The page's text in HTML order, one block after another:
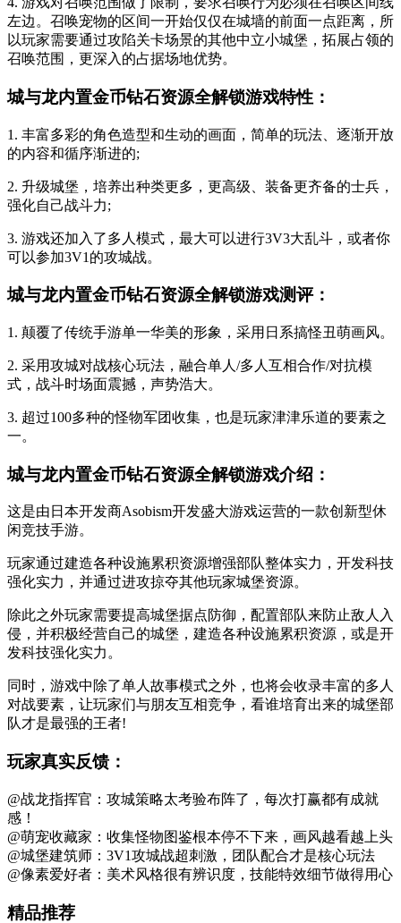
左边。召唤宠物的区间一开始仅仅在城墙的前面一点距离，所
以玩家需要通过攻陷关卡场景的其他中立小城堡，拓展占领的
召唤范围，更深入的占据场地优势。
城与龙内置金币钻石资源全解锁游戏特性：
1. 丰富多彩的角色造型和生动的画面，简单的玩法、逐渐开放
的内容和循序渐进的;
2. 升级城堡，培养出种类更多，更高级、装备更齐备的士兵，
强化自己战斗力;
3. 游戏还加入了多人模式，最大可以进行3V3大乱斗，或者你
可以参加3V1的攻城战。
城与龙内置金币钻石资源全解锁游戏测评：
1. 颠覆了传统手游单一华美的形象，采用日系搞怪丑萌画风。
2. 采用攻城对战核心玩法，融合单人/多人互相合作/对抗模
式，战斗时场面震撼，声势浩大。
3. 超过100多种的怪物军团收集，也是玩家津津乐道的要素之
一。
城与龙内置金币钻石资源全解锁游戏介绍：
这是由日本开发商Asobism开发盛大游戏运营的一款创新型休
闲竞技手游。
玩家通过建造各种设施累积资源增强部队整体实力，开发科技
强化实力，并通过进攻掠夺其他玩家城堡资源。
除此之外玩家需要提高城堡据点防御，配置部队来防止敌人入
侵，并积极经营自己的城堡，建造各种设施累积资源，或是开
发科技强化实力。
同时，游戏中除了单人故事模式之外，也将会收录丰富的多人
对战要素，让玩家们与朋友互相竞争，看谁培育出来的城堡部
队才是最强的王者!
玩家真实反馈：
@战龙指挥官：攻城策略太考验布阵了，每次打赢都有成就
感！
@萌宠收藏家：收集怪物图鉴根本停不下来，画风越看越上头
@城堡建筑师：3V1攻城战超刺激，团队配合才是核心玩法
@像素爱好者：美术风格很有辨识度，技能特效细节做得用心
精品推荐